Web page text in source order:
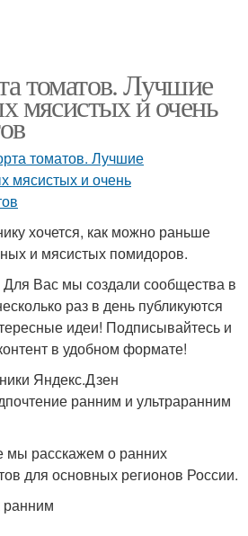
томатов. Лучшие
мясистых и очень
хочется, как можно раньше
и мясистых помидоров.
Вас мы создали сообщества в
раз в день публикуются
идеи! Подписывайтесь и
в удобном формате!
Яндекс.Дзен
ранним и ультраранним
мы расскажем о ранних
для основных регионов России.
ранним